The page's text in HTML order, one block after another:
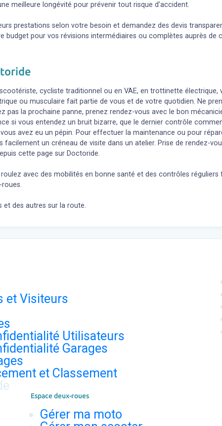
meilleure longévité pour prévenir tout risque d'accident.
prestations selon votre besoin et demandez des devis
budget pour vos révisions intermédiaires ou complètes auprès de
cycliste traditionnel ou en VAE, en trottinette électrique,
ou musculaire fait partie de vous et de votre quotidien. Ne
pas la prochaine panne, prenez rendez-vous avec le bon
si vous entendez un bruit bizarre, que le dernier contrôle
avez eu un pépin. Pour effectuer la maintenance ou pour
facilement un créneau de visite dans un atelier. Prise de rendez-
cette page sur Doctoride.
avec des mobilités en bonne santé et des contrôles réguliers
et des autres sur la route.
et Visiteurs
Utilisateurs
Garages
et Classement
Espace deux-roues
Gérer ma moto